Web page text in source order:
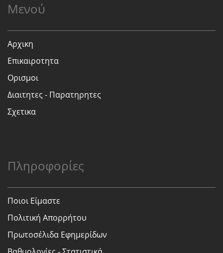
Μενού
Αρχικη
Επικαιροτητα
Ορισμοι
Διαιτητες - Παρατηρητες
Σχετικα
Πληροφορίες
Ποιοι Είμαστε
Πολιτική Απορρήτου
Πρωτοσέλιδα Εφημερίδων